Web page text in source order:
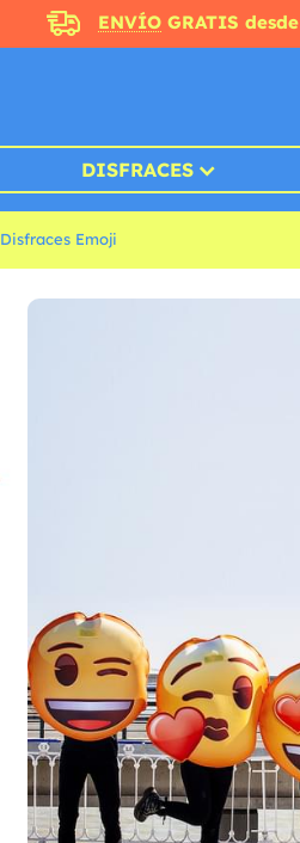
ENVÍOGRATIS desde
DISFRACES
Disfraces Emoji